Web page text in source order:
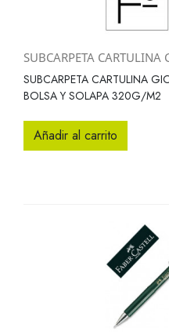
SUBCARPETA CARTULINA
SUBCARPETA CARTULINA
BOLSA Y SOLAPA 320G/M2
Añadir al carrito